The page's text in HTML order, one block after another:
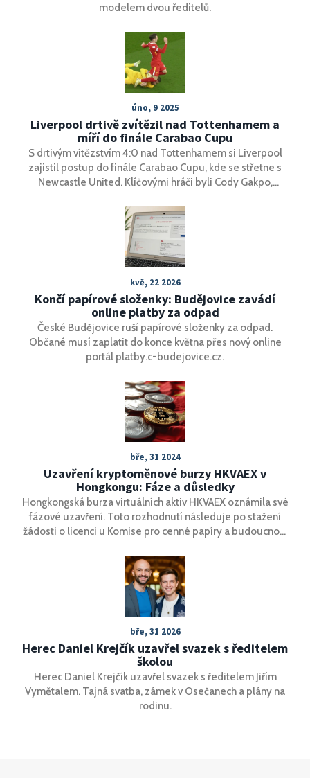
modelem dvou ředitelů.
úno, 9 2025
Liverpool drtivě zvítězil nad Tottenhamem a
míří do finále Carabao Cupu
S drtivým vítězstvím 4:0 nad Tottenhamem si Liverpool
zajistil postup do finále Carabao Cupu, kde se střetne s
Newcastle United. Klíčovými hráči byli Cody Gakpo,
Gólman Tottenhamu Antonín Kinský zavinil rozhodující
penaltu. Manažer Arne Slot se s Liverpoolem dostal do
prvního velkého finále v Anglii.
kvě, 22 2026
Končí papírové složenky: Budějovice zavádí
online platby za odpad
České Budějovice ruší papírové složenky za odpad.
Občané musí zaplatit do konce května přes nový online
portál platby.c-budejovice.cz.
bře, 31 2024
Uzavření kryptoměnové burzy HKVAEX v
Hongkongu: Fáze a důsledky
Hongkongská burza virtuálních aktiv HKVAEX oznámila své
fázové uzavření. Toto rozhodnutí následuje po stažení
žádosti o licenci u Komise pro cenné papíry a budoucnost
bře, 31 2026
Herec Daniel Krejčík uzavřel svazek s ředitelem
školou
Herec Daniel Krejčík uzavřel svazek s ředitelem Jiřím
Vymětalem. Tajná svatba, zámek v Osečanech a plány na
rodinu.